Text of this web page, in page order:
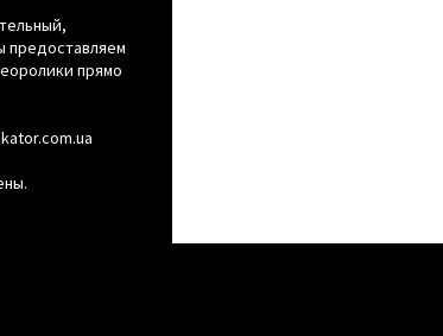
предоставляем
прямо